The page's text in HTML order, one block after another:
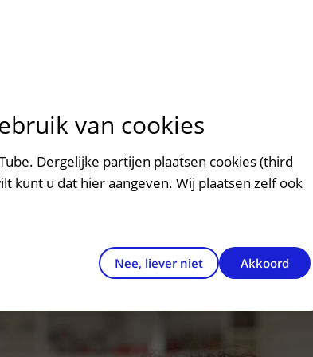
en route
Verwijzers
Teleconsult aanvragen
Zorgverlenersportaal
van cookies
Dergelijke partijen plaatsen cookies (third
kunt u dat hier aangeven. Wij plaatsen zelf ook
Nee, liever niet Akkoord